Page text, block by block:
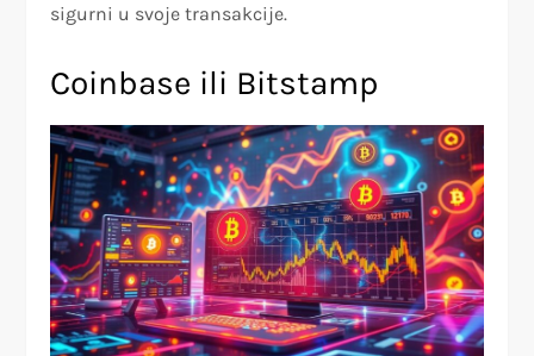
sigurni u svoje transakcije.
Coinbase ili Bitstamp